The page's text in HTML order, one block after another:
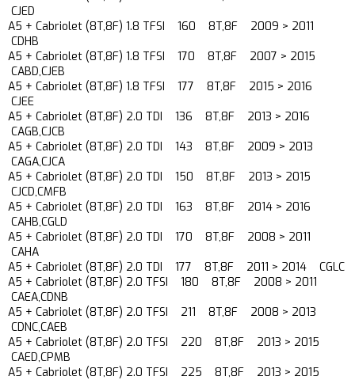
CJED
A5 + Cabriolet (8T,8F) 1.8 TFSI 160 8T,8F 2009 > 2011
CDHB
A5 + Cabriolet (8T,8F) 1.8 TFSI 170 8T,8F 2007 > 2015
CABD,CJEB
A5 + Cabriolet (8T,8F) 1.8 TFSI 177 8T,8F 2015 > 2016
CJEE
A5 + Cabriolet (8T,8F) 2.0 TDI 136 8T,8F 2013 > 2016
CAGB,CJCB
A5 + Cabriolet (8T,8F) 2.0 TDI 143 8T,8F 2009 > 2013
CAGA,CJCA
A5 + Cabriolet (8T,8F) 2.0 TDI 150 8T,8F 2013 > 2015
CJCD,CMFB
A5 + Cabriolet (8T,8F) 2.0 TDI 163 8T,8F 2014 > 2016
CAHB,CGLD
A5 + Cabriolet (8T,8F) 2.0 TDI 170 8T,8F 2008 > 2011
CAHA
A5 + Cabriolet (8T,8F) 2.0 TDI 177 8T,8F 2011 > 2014 CGLC
A5 + Cabriolet (8T,8F) 2.0 TFSI 180 8T,8F 2008 > 2011
CAEA,CDNB
A5 + Cabriolet (8T,8F) 2.0 TFSI 211 8T,8F 2008 > 2013
CDNC,CAEB
A5 + Cabriolet (8T,8F) 2.0 TFSI 220 8T,8F 2013 > 2015
CAED,CPMB
A5 + Cabriolet (8T,8F) 2.0 TFSI 225 8T,8F 2013 > 2015